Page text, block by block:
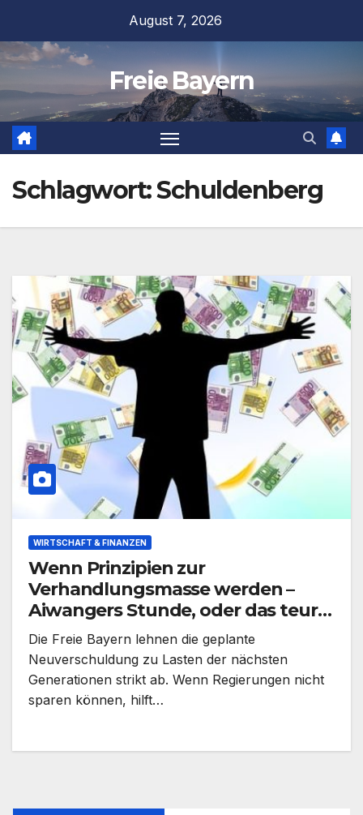
springen
August 7, 2026
Freie Bayern
Schlagwort:Schuldenberg
WIRTSCHAFT & FINANZEN
Wenn Prinzipien zur
Verhandlungsmasse werden –
Aiwangers Stunde, oder das teure
Pokerspiel um Bayerns Stimmen
Die Freie Bayern lehnen die geplante
Neuverschuldung zu Lasten der nächsten
Generationen strikt ab. Wenn Regierungen nicht
sparen können, hilft…